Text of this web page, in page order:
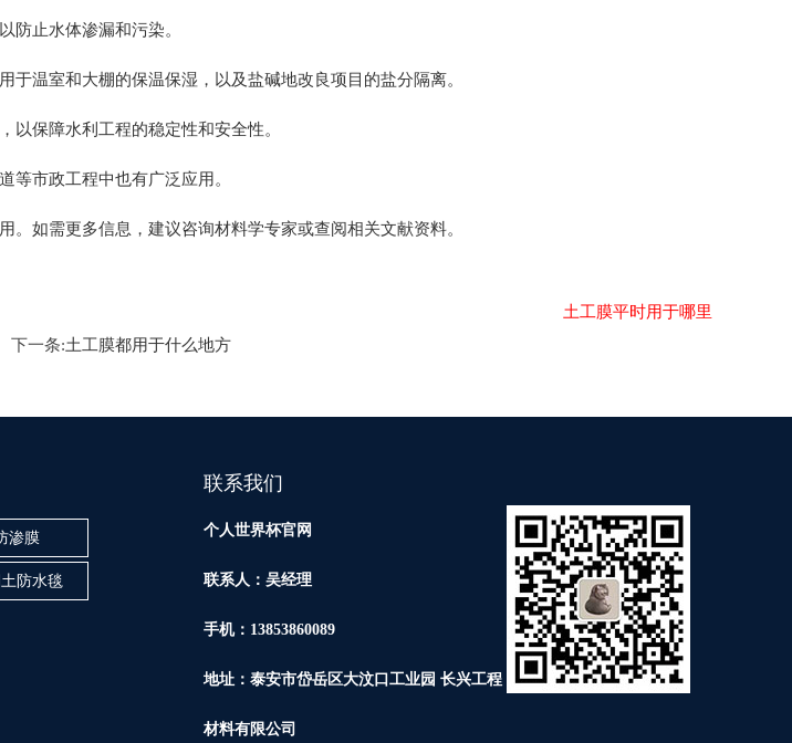
防止水体渗漏和污染。
温室和大棚的保温保湿，以及盐碱地改良项目的盐分隔离。
以保障水利工程的稳定性和安全性。
等市政工程中也有广泛应用。
如需更多信息，建议咨询材料学专家或查阅相关文献资料。
土工膜平时用于哪里
下一条:土工膜都用于什么地方
渗膜
防水毯
联系我们
个人世界杯官网
联系人：吴经理
手机：13853860089
地址：泰安市岱岳区大汶口工业园 长兴工程
材料有限公司